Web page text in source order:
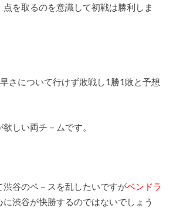
を取るのを意識して初戦は勝利しま
さについて行けず敗戦し1勝1敗と予想
しい両チ－ムです。
谷のペ－スを乱したいですがベンドラ
に渋谷が快勝するのではないでしょう